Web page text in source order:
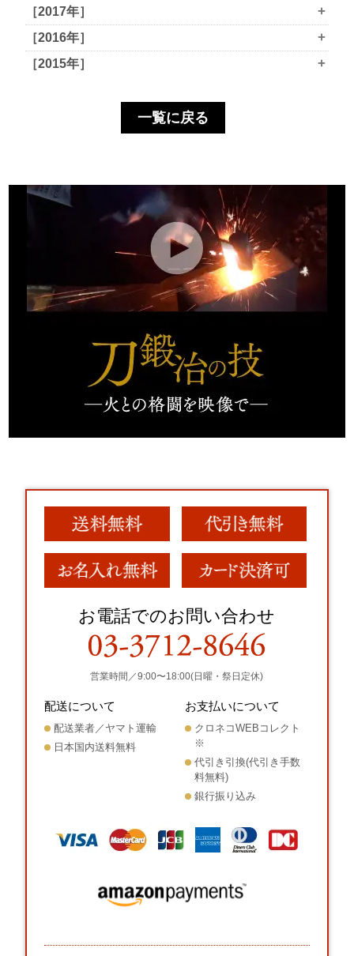
［2017年］ +
［2016年］ +
［2015年］ +
一覧に戻る
お電話でのお問い合わせ
営業時間／9:00〜18:00(日曜・祭日定休)
配送について
配送業者／ヤマト運輸
日本国内送料無料
お支払いについて
クロネコWEBコレクト
※
代引き引換(代引き手数
料無料)
銀行振り込み